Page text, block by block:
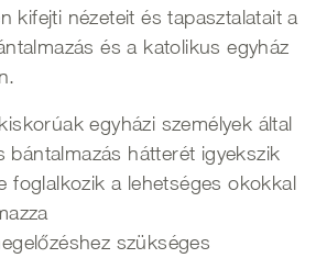
kifejti nézeteit és tapasztalatait a
és a katolikus egyház
egyházi személyek által
bántalmazás hátterét igyekszik
foglalkozik a lehetséges okokkal
szükséges